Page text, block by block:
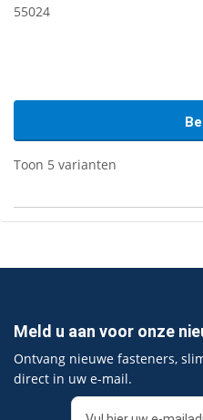
55024
Toon 5 varianten
Meld u aan voor onze
Ontvang nieuwe fasteners,
direct in uw e‑mail.